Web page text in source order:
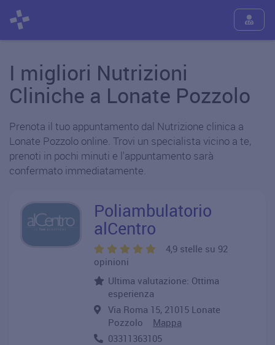
I migliori Nutrizioni
Cliniche a Lonate Pozzolo
Prenota il tuo appuntamento dal Nutrizione clinica a
Lonate Pozzolo online. Trovi un specialista vicino a te,
prenoti in pochi minuti e l'appuntamento sarà
confermato immediatamente.
Poliambulatorio
alCentro
4,9 stelle su 92
opinioni
Ultima valutazione: Ottima
esperienza
Via Roma 15, 21015 Lonate
Pozzolo Mappa
03311363105